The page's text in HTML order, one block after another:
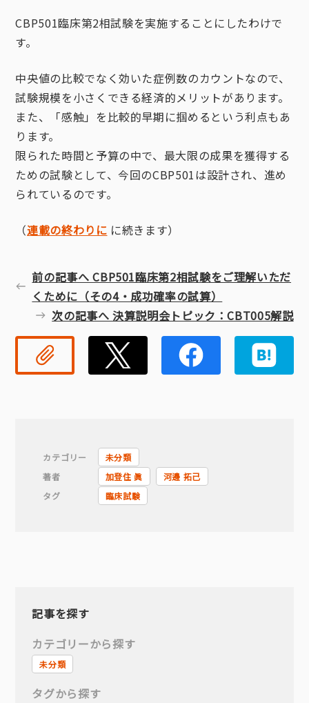
CBP501臨床第2相試験を実施することにしたわけで
す。
中央値の比較でなく効いた症例数のカウントなので、
試験規模を小さくできる経済的メリットがあります。
また、「感触」を比較的早期に掴めるという利点もあ
ります。
限られた時間と予算の中で、最大限の成果を獲得する
ための試験として、今回のCBP501は設計され、進め
られているのです。
（連載の終わりに に続きます）
前の記事へ CBP501臨床第2相試験をご理解いただ
くために（その4・成功確率の試算）
次の記事へ 決算説明会トピック：CBT005解説
リンクコピー Twitter
カテゴリー
未分類
著者
加登住 眞
河邊 拓己
タグ
臨床試験
記事を探す
カテゴリーから探す
未分類
タグから探す